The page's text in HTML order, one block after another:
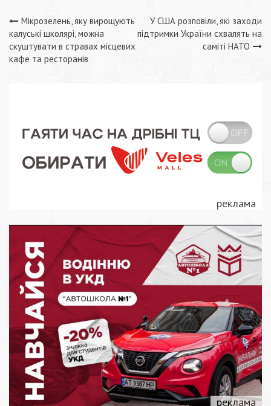
Навігація
записів
Мікрозелень, яку вирощують
калуські школярі, можна
скуштувати в стравах місцевих
кафе та ресторанів
У США розповіли, які заходи
підтримки України схвалять на
саміті НАТО